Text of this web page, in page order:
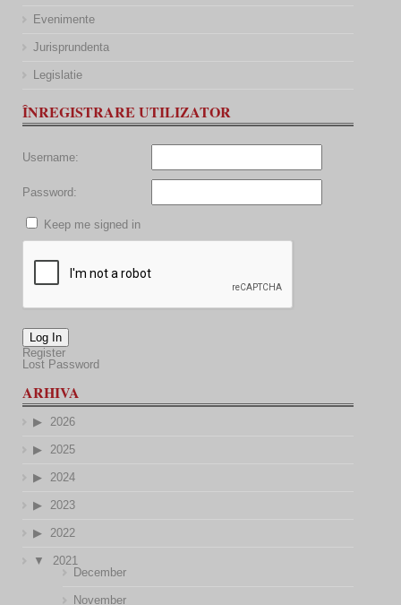
Evenimente
Jurisprundenta
Legislatie
ÎNREGISTRARE UTILIZATOR
Username:
Password:
Keep me signed in
Log In
Register
Lost Password
ARHIVA
2026
2025
2024
2023
2022
2021
December
November